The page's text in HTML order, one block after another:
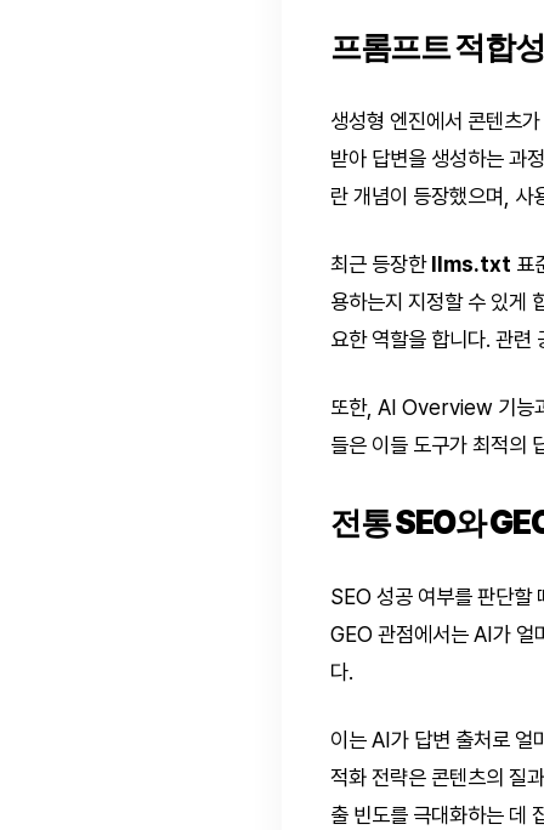
프롬프트 적합
생성형 엔진에서 콘텐츠
받아 답변을 생성하는 과
란 개념이 등장했으며, 사
최근 등장한llms.txt 표
용하는지 지정할 수 있게
요한 역할을 합니다. 관련
또한, AI Overview 기능
들은 이들 도구가 최적의
전통 SEO와
SEO 성공 여부를 판단할
GEO 관점에서는 AI가 얼
다.
이는 AI가 답변 출처로 얼
적화 전략은 콘텐츠의 질
출 빈도를 극대화하는 데